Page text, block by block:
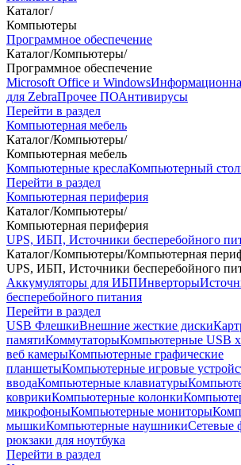
Каталог/
Компьютеры
Программное обеспечение
Каталог/Компьютеры/
Программное обеспечение
Microsoft Office и Windows
для ZebraПрочее ПОАнтивирусы
Перейти в раздел
Компьютерная мебель
Каталог/Компьютеры/
Компьютерная мебель
Компьютерные креслаКомпьютерный
Перейти в раздел
Компьютерная периферия
Каталог/Компьютеры/
Компьютерная периферия
UPS, ИБП, Источники бесперебойного
Каталог/Компьютеры/Компьютерная
UPS, ИБП, Источники бесперебойного
Аккумуляторы для ИБПИнверторы
бесперебойного питания
Перейти в раздел
USB ФлешкиВнешние жесткие диски
памятиКоммутаторыКомпьютерные USB
веб камерыКомпьютерные графические
планшетыКомпьютерные игровые
вводаКомпьютерные клавиатуры
коврикиКомпьютерные колонки
микрофоныКомпьютерные мониторы
мышкиКомпьютерные наушникиСетевые
рюкзаки для ноутбука
Перейти в раздел